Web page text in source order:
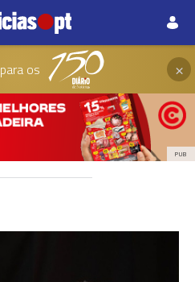
para os ×
PUB